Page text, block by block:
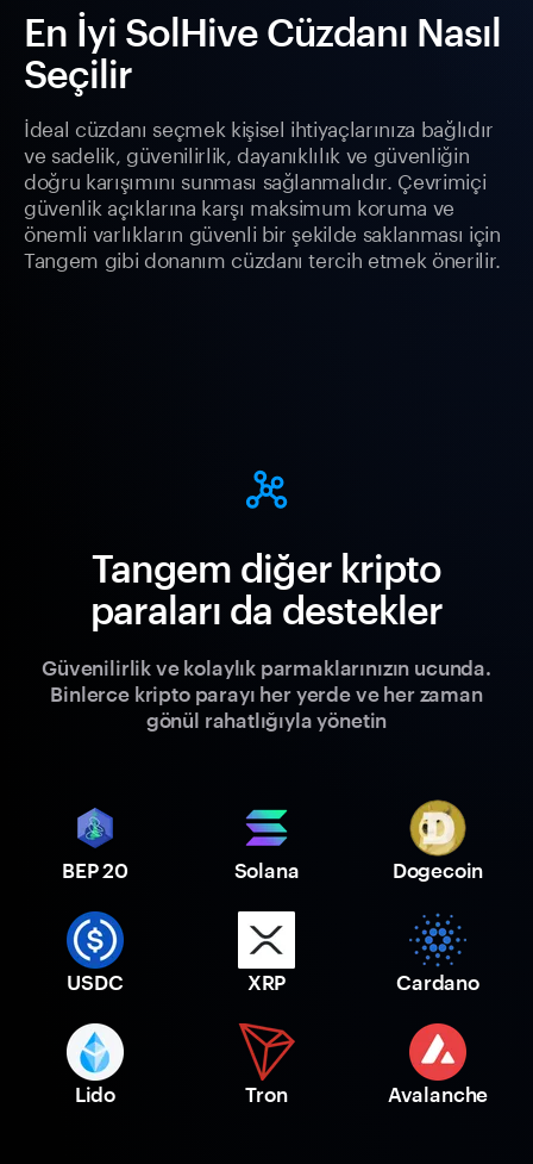
En İyi SolHive Cüzdanı Nasıl
Seçilir
İdeal cüzdanı seçmek kişisel ihtiyaçlarınıza bağlıdır
ve sadelik, güvenilirlik, dayanıklılık ve güvenliğin
doğru karışımını sunması sağlanmalıdır. Çevrimiçi
güvenlik açıklarına karşı maksimum koruma ve
önemli varlıkların güvenli bir şekilde saklanması için
Tangem gibi donanım cüzdanı tercih etmek önerilir.
Tangem diğer kripto
paraları da destekler
Güvenilirlik ve kolaylık parmaklarınızın ucunda.
Binlerce kripto parayı her yerde ve her zaman
gönül rahatlığıyla yönetin
BEP 20 Solana Dogecoin
USDC XRP Cardano
Lido Tron Avalanche